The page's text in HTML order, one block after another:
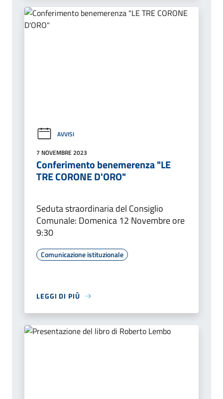
AVVISI
7 NOVEMBRE 2023
Conferimento benemerenza "LE
TRE CORONE D'ORO"
Seduta straordinaria del Consiglio
Comunale: Domenica 12 Novembre ore
9:30
Comunicazione istituzionale
LEGGI DI PIÙ